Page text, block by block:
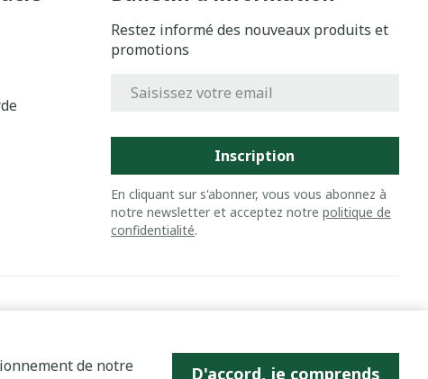
de notre
D'accord, je comprends
Restez informé des nouveaux produits et
promotions
Inscription
En cliquant sur s'abonner, vous vous abonnez à
notre newsletter et acceptez notre politique de
confidentialité.